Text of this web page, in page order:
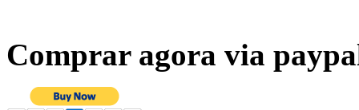
Comprar agora via